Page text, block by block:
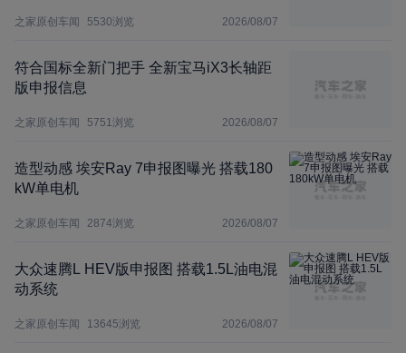
之家原创车闻 5530浏览 2026/08/07
符合国标全新门把手 全新宝马iX3长轴距
版申报信息
之家原创车闻 5751浏览 2026/08/07
造型动感 埃安Ray 7申报图曝光 搭载180
kW单电机
之家原创车闻 2874浏览 2026/08/07
大众速腾L HEV版申报图 搭载1.5L油电混
动系统
之家原创车闻 13645浏览 2026/08/07